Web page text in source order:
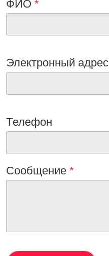
ФИО *
Электронный адрес
Tелефон
Сообщениe *